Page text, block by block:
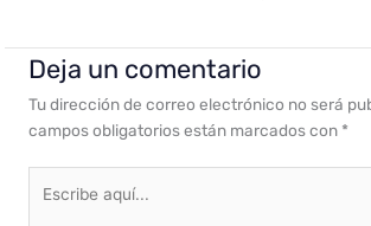
Deja un comentario
Tu dirección de correo electrónico no será
campos obligatorios están marcados con *
aquí...